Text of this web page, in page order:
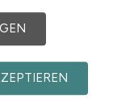
wie
JobRad,